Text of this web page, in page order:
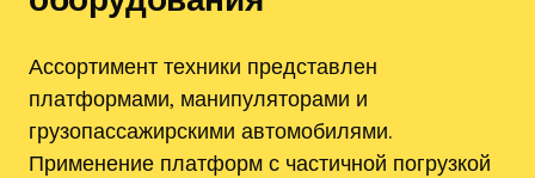
Ассортимент техники представлен
платформами‚ манипуляторами и
грузопассажирскими автомобилями.
Применение платформ с частичной погрузкой